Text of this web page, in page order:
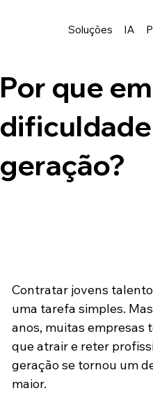
Soluções IA
Por que
geração?
Contratar jovens
uma tarefa simples.
anos, muitas empresas
que atrair e reter
geração se tornou um
maior.